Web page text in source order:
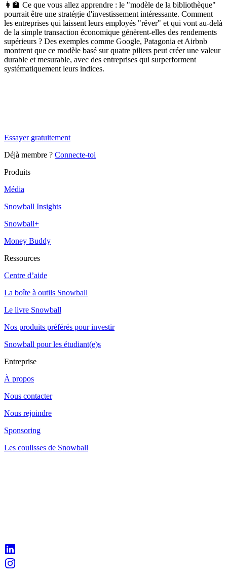
👩‍🏫 Ce que vous allez apprendre : le "modèle de la bibliothèque"
pourrait être une stratégie d'investissement intéressante. Comment
les entreprises qui laissent leurs employés "rêver" et qui vont au-delà
de la simple transaction économique génèrent-elles des rendements
supérieurs ? Des exemples comme Google, Patagonia et Airbnb
montrent que ce modèle basé sur quatre piliers peut créer une valeur
durable et mesurable, avec des entreprises qui surperforment
systématiquement leurs indices.
Essayer gratuitement
Déjà membre ? Connecte-toi
Produits
Média
Snowball Insights
Snowball+
Money Buddy
Ressources
Centre d’aide
La boîte à outils Snowball
Le livre Snowball
Nos produits préférés pour investir
Snowball pour les étudiant(e)s
Entreprise
À propos
Nous contacter
Nous rejoindre
Sponsoring
Les coulisses de Snowball